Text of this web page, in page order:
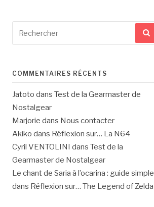
pour
COMMENTAIRES RÉCENTS
Jatoto dans Test de la Gearmaster de
Nostalgear
Marjorie dans Nous contacter
Akiko dans Réflexion sur… La N64
Cyril VENTOLINI dans Test de la
Gearmaster de Nostalgear
Le chant de Saria à l’ocarina : guide simple
dans Réflexion sur… The Legend of Zelda